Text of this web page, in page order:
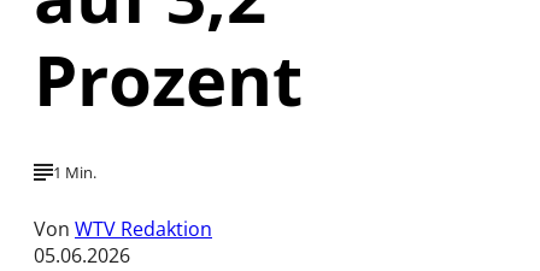
Prozent
1 Min.
Von WTV Redaktion
05.06.2026